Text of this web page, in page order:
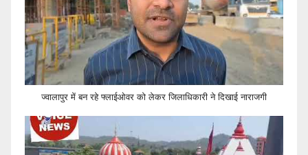
ज्वालापुर में बन रहे फ्लाईओवर को लेकर जिलाधिकारी ने दिखाई नाराजगी